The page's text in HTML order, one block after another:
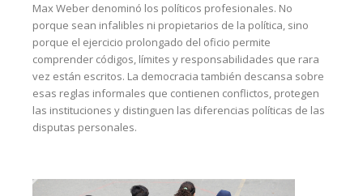
Max Weber denominó los políticos profesionales. No
porque sean infalibles ni propietarios de la política, sino
porque el ejercicio prolongado del oficio permite
comprender códigos, límites y responsabilidades que rara
vez están escritos. La democracia también descansa sobre
esas reglas informales que contienen conflictos, protegen
las instituciones y distinguen las diferencias políticas de las
disputas personales.